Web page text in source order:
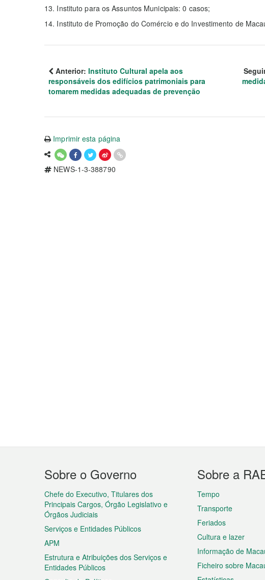
13. Instituto para os Assuntos Municipais: 0 casos;
14. Instituto de Promoção do Comércio e do Investimento de
Anterior: Instituto Cultural apela aos
responsáveis dos edifícios patrimoniais para
tomarem medidas adequadas de prevenção
Imprimir esta página
NEWS-1-3-388790
Menu
do
rodapé
Sobre o Governo
Chefe do Executivo, Titulares dos
Principais Cargos, Órgão Legislativo e
Órgãos Judiciais
Serviços e Entidades Públicos
APM
Estrutura e Atribuições dos Serviços e
Entidades Públicos
Sobre a
Tempo
Transporte
Feriados
Cultura e lazer
Informação de
Ficheiro sobre